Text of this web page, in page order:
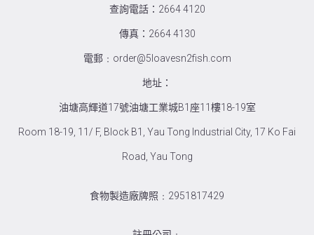
查詢電話：2664 4120
傳真：2664 4130
電郵﹕order@5loavesn2fish.com
地址：
油塘高輝道17號油塘工業城B1座11樓18-19室
Room 18-19, 11/ F, Block B1, Yau Tong Industrial City, 17 Ko Fai
Road, Yau Tong
食物製造廠牌照﹕2951817429